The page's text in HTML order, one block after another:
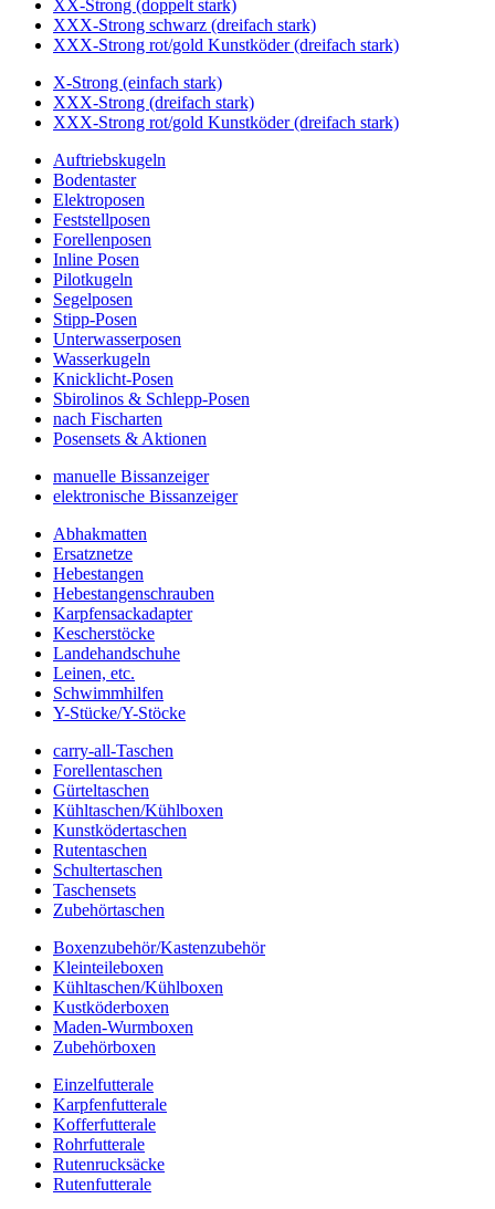
XX-Strong (doppelt stark)
XXX-Strong schwarz (dreifach stark)
XXX-Strong rot/gold Kunstköder (dreifach stark)
X-Strong (einfach stark)
XXX-Strong (dreifach stark)
XXX-Strong rot/gold Kunstköder (dreifach stark)
Auftriebskugeln
Bodentaster
Elektroposen
Feststellposen
Forellenposen
Inline Posen
Pilotkugeln
Segelposen
Stipp-Posen
Unterwasserposen
Wasserkugeln
Knicklicht-Posen
Sbirolinos & Schlepp-Posen
nach Fischarten
Posensets & Aktionen
manuelle Bissanzeiger
elektronische Bissanzeiger
Abhakmatten
Ersatznetze
Hebestangen
Hebestangenschrauben
Karpfensackadapter
Kescherstöcke
Landehandschuhe
Leinen, etc.
Schwimmhilfen
Y-Stücke/Y-Stöcke
carry-all-Taschen
Forellentaschen
Gürteltaschen
Kühltaschen/Kühlboxen
Kunstködertaschen
Rutentaschen
Schultertaschen
Taschensets
Zubehörtaschen
Boxenzubehör/Kastenzubehör
Kleinteileboxen
Kühltaschen/Kühlboxen
Kustköderboxen
Maden-Wurmboxen
Zubehörboxen
Einzelfutterale
Karpfenfutterale
Kofferfutterale
Rohrfutterale
Rutenrucksäcke
Rutenfutterale